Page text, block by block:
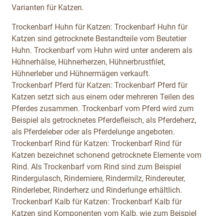
Varianten für Katzen.
Trockenbarf Huhn für Katzen: Trockenbarf Huhn für
Katzen sind getrocknete Bestandteile vom Beutetier
Huhn. Trockenbarf vom Huhn wird unter anderem als
Hühnerhälse, Hühnerherzen, Hühnerbrustfilet,
Hühnerleber und Hühnermägen verkauft.
Trockenbarf Pferd für Katzen: Trockenbarf Pferd für
Katzen setzt sich aus einem oder mehreren Teilen des
Pferdes zusammen. Trockenbarf vom Pferd wird zum
Beispiel als getrocknetes Pferdefleisch, als Pferdeherz,
als Pferdeleber oder als Pferdelunge angeboten.
Trockenbarf Rind für Katzen: Trockenbarf Rind für
Katzen bezeichnet schonend getrocknete Elemente vom
Rind. Als Trockenbarf vom Rind sind zum Beispiel
Rindergulasch, Rinderniere, Rindermilz, Rindereuter,
Rinderleber, Rinderherz und Rinderlunge erhältlich.
Trockenbarf Kalb für Katzen: Trockenbarf Kalb für
Katzen sind Komponenten vom Kalb, wie zum Beispiel